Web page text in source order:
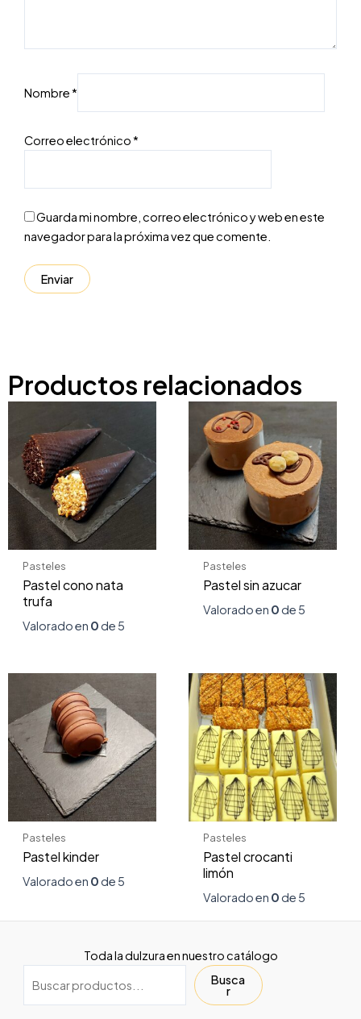
Nombre*
Correo electrónico*
Guarda mi nombre, correo electrónico y web en este
navegador para la próxima vez que comente.
Productos relacionados
Pasteles
Pastel cono nata
trufa
Valorado en 0de 5
Pasteles
Pastel sin azucar
Valorado en 0de 5
Pasteles
Pastel kinder
Valorado en 0de 5
Pasteles
Pastel crocanti
limón
Valorado en 0de 5
Toda la dulzura en nuestro catálogo
Busca
r